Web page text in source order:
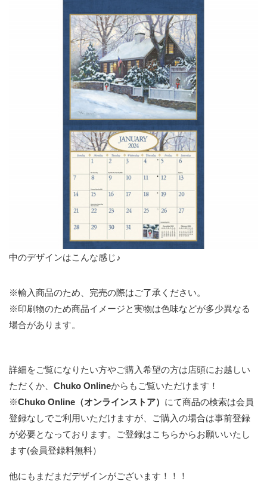
中のデザインはこんな感じ♪
※輸入商品のため、完売の際はご了承ください。
※印刷物のため商品イメージと実物は色味などが多少異なる
場合があります。
詳細をご覧になりたい方やご購入希望の方は店頭にお越しい
ただくか、 Chuko Onlineからもご覧いただけます！
※Chuko Online（オンラインストア） にて商品の検索は会員
登録なしでご利用いただけますが、ご購入の場合は事前登録
が必要となっております。
ご登録はこちらからお願いいたし
ます(会員登録料無料）
他にもまだまだデザインがございます！！！